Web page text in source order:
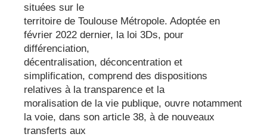
situées sur le
territoire de Toulouse Métropole. Adoptée en
février 2022 dernier, la loi 3Ds, pour
différenciation,
décentralisation, déconcentration et
simplification, comprend des dispositions
relatives à la transparence et la
moralisation de la vie publique, ouvre notamment
la voie, dans son article 38, à de nouveaux
transferts aux